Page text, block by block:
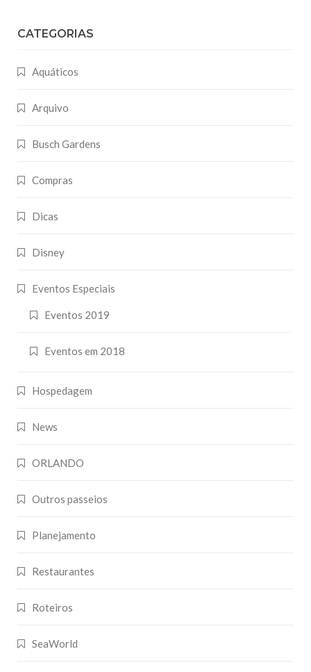
CATEGORIAS
Aquáticos
Arquivo
Busch Gardens
Compras
Dicas
Disney
Eventos Especiais
Eventos 2019
Eventos em 2018
Hospedagem
News
ORLANDO
Outros passeios
Planejamento
Restaurantes
Roteiros
SeaWorld